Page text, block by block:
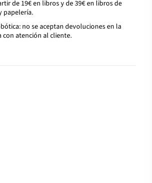
de 19€ en libros y de 39€ en libros de
papelería.
no se aceptan devoluciones en la
con atención al cliente.